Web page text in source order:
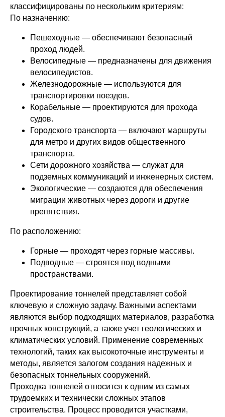
классифицированы по нескольким критериям:
По назначению:
Пешеходные — обеспечивают безопасный
проход людей.
Велосипедные — предназначены для движения
велосипедистов.
Железнодорожные — используются для
транспортировки поездов.
Корабельные — проектируются для прохода
судов.
Городского транспорта — включают маршруты
для метро и других видов общественного
транспорта.
Сети дорожного хозяйства — служат для
подземных коммуникаций и инженерных систем.
Экологические — создаются для обеспечения
миграции животных через дороги и другие
препятствия.
По расположению:
Горные — проходят через горные массивы.
Подводные — строятся под водными
пространствами.
Проектирование тоннелей представляет собой
ключевую и сложную задачу. Важными аспектами
являются выбор подходящих материалов, разработка
прочных конструкций, а также учет геологических и
климатических условий. Применение современных
технологий, таких как высокоточные инструменты и
методы, является залогом создания надежных и
безопасных тоннельных сооружений.
Проходка тоннелей относится к одним из самых
трудоемких и технически сложных этапов
строительства. Процесс проводится участками,